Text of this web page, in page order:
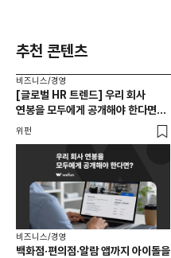
추천 콘텐츠
비즈니스/경영
[글로벌 HR 트렌드] 우리 회사
연봉을 모두에게 공개해야 한다면? |
급여 투명성 법, 해외 사례, 연봉
위펀
비즈니스/경영
백화점·편의점·알람 앱까지 아이돌을